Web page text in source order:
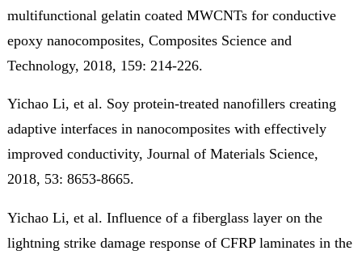
multifunctional gelatin coated MWCNTs for conductive
epoxy nanocomposites, Composites Science and
Technology, 2018, 159: 214-226.
Yichao Li, et al. Soy protein-treated nanofillers creating
adaptive interfaces in nanocomposites with effectively
improved conductivity, Journal of Materials Science,
2018, 53: 8653-8665.
Yichao Li, et al. Influence of a fiberglass layer on the
lightning strike damage response of CFRP laminates in the